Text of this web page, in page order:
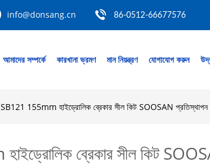
info@donsang.cn 86-0512-66677576
আমাদের সম্পর্কে কারখানা ভ্রমণ মান নিয়ন্ত্রণ যোগাযোগ করুন
SB121 155mm হাইড্রোলিক ব্রেকার সীল কিট SOOSAN প্রতিস্থাপন
ব্রেকার সীল কিট